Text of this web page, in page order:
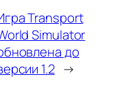
Transport
Simulator
до
1.2 →